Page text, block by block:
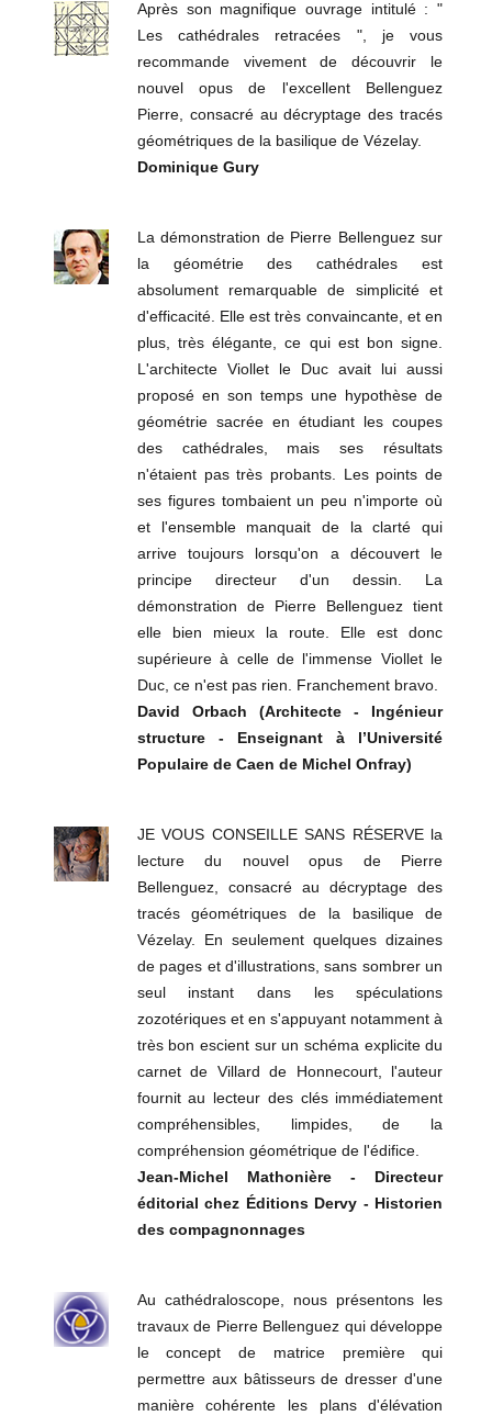
Après son magnifique ouvrage intitulé : "
Les cathédrales retracées ", je vous
recommande vivement de découvrir le
nouvel opus de l'excellent Bellenguez
Pierre, consacré au décryptage des tracés
géométriques de la basilique de Vézelay.
Dominique Gury
La démonstration de Pierre Bellenguez sur
la géométrie des cathédrales est
absolument remarquable de simplicité et
d'efficacité. Elle est très convaincante, et en
plus, très élégante, ce qui est bon signe.
L'architecte Viollet le Duc avait lui aussi
proposé en son temps une hypothèse de
géométrie sacrée en étudiant les coupes
des cathédrales, mais ses résultats
n'étaient pas très probants. Les points de
ses figures tombaient un peu n'importe où
et l'ensemble manquait de la clarté qui
arrive toujours lorsqu'on a découvert le
principe directeur d'un dessin. La
démonstration de Pierre Bellenguez tient
elle bien mieux la route. Elle est donc
supérieure à celle de l'immense Viollet le
Duc, ce n'est pas rien. Franchement bravo.
David Orbach (Architecte - Ingénieur
structure - Enseignant à l’Université
Populaire de Caen de Michel Onfray)
JE VOUS CONSEILLE SANS RÉSERVE la
lecture du nouvel opus de Pierre
Bellenguez, consacré au décryptage des
tracés géométriques de la basilique de
Vézelay. En seulement quelques dizaines
de pages et d'illustrations, sans sombrer un
seul instant dans les spéculations
zozotériques et en s'appuyant notamment à
très bon escient sur un schéma explicite du
carnet de Villard de Honnecourt, l'auteur
fournit au lecteur des clés immédiatement
compréhensibles, limpides, de la
compréhension géométrique de l'édifice.
Jean-Michel Mathonière - Directeur
éditorial chez Éditions Dervy - Historien
des compagnonnages
Au cathédraloscope, nous présentons les
travaux de Pierre Bellenguez qui développe
le concept de matrice première qui
permettre aux bâtisseurs de dresser d'une
manière cohérente les plans d'élévation